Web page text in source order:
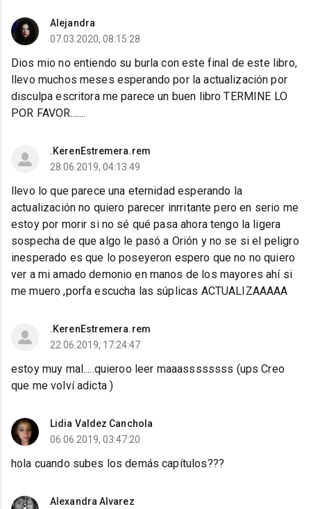
Alejandra
07.03.2020, 08:15:28
Dios mio no entiendo su burla con este final de este libro,
llevo muchos meses esperando por la actualización por
disculpa escritora me parece un buen libro TERMINE LO
POR FAVOR.......
.KerenEstremera.rem
28.06.2019, 04:13:49
llevo lo que parece una eternidad esperando la
actualización no quiero parecer inrritante pero en serio me
estoy por morir si no sé qué pasa ahora tengo la ligera
sospecha de que algo le pasó a Orión y no se si el peligro
inesperado es que lo poseyeron espero que no no quiero
ver a mi amado demonio en manos de los mayores ahí si
me muero ,porfa escucha las súplicas ACTUALIZAAAAA
.KerenEstremera.rem
22.06.2019, 17:24:47
estoy muy mal.....quieroo leer maaassssssss (ups Creo
que me volví adicta )
Lidia Valdez Canchola
06.06.2019, 03:47:20
hola cuando subes los demás capítulos???
Alexandra Alvarez